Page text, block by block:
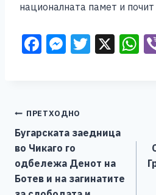
националната памет и
F
b
o
o
k
M
n
g
er
T X W
p
Навигација
на
напис
ПРЕТХОДНО
Бугарската заедница
во Чикаго го
одбележа Денот на
Ботев и на загинатите